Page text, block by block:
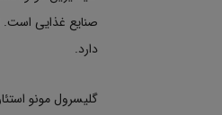
صنایع غذایی است.
دارد.